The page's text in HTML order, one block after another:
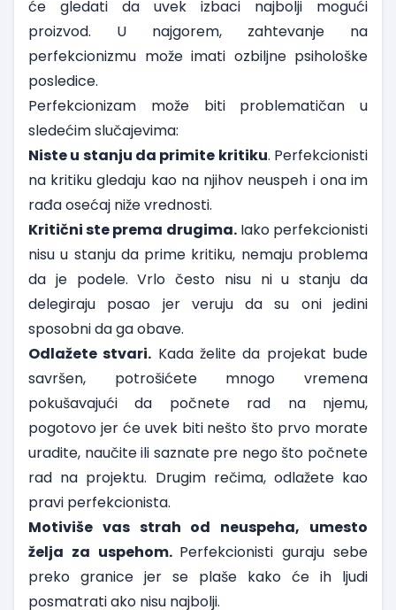
će gledati da uvek izbaci najbolji mogući
proizvod. U najgorem, zahtevanje na
perfekcionizmu može imati ozbiljne psihološke
posledice.
Perfekcionizam može biti problematičan u
sledećim slučajevima:
Niste u stanju da primite kritiku. Perfekcionisti
na kritiku gledaju kao na njihov neuspeh i ona im
rađa osećaj niže vrednosti.
Kritični ste prema drugima.Iako perfekcionisti
nisu u stanju da prime kritiku, nemaju problema
da je podele. Vrlo često nisu ni u stanju da
delegiraju posao jer veruju da su oni jedini
sposobni da ga obave.
Odlažete stvari. Kada želite da projekat bude
savršen, potrošićete mnogo vremena
pokušavajući da počnete rad na njemu,
pogotovo jer će uvek biti nešto što prvo morate
uradite, naučite ili saznate pre nego što počnete
rad na projektu. Drugim rečima, odlažete kao
pravi perfekcionista.
Motiviše vas strah od neuspeha, umesto
želja za uspehom. Perfekcionisti guraju sebe
preko granice jer se plaše kako će ih ljudi
posmatrati ako nisu najbolji.